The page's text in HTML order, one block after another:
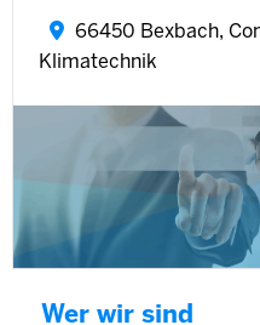
66450 Bexbach,
Klimatechnik
Wer wir sind